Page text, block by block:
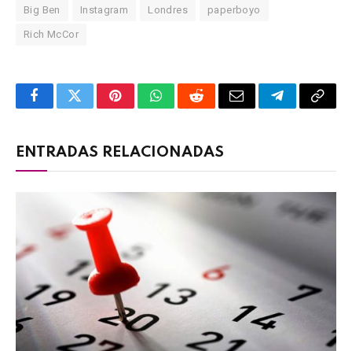
Big Ben Instagram Londres paperboyo
Rich McCor
FacebookTwitterPinterestWhatsAppRedditEmail TelegramCopy
ENTRADAS RELACIONADAS